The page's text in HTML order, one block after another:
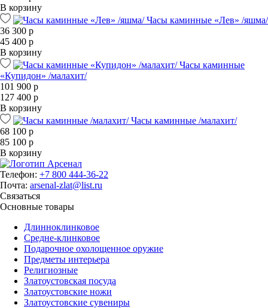
В корзину
Часы каминные «Лев» /яшма/
36 300 р
45 400 р
В корзину
Часы каминные
«Купидон» /малахит/
101 900 р
127 400 р
В корзину
Часы каминные /малахит/
68 100 р
85 100 р
В корзину
Телефон: +7 800 444-36-22
Почта: arsenal-zlat@list.ru
Связаться
Основные товары
Длинноклинковое
Средне-клинковое
Подарочное охолощенное оружие
Предметы интерьера
Религиозные
Златоустовская посуда
Златоустовские ножи
Златоустовские сувениры